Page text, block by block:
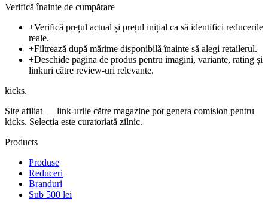
Verifică înainte de cumpărare
+Verifică prețul actual și prețul inițial ca să identifici reducerile
reale.
+Filtrează după mărime disponibilă înainte să alegi retailerul.
+Deschide pagina de produs pentru imagini, variante, rating și
linkuri către review-uri relevante.
kicks.
Site afiliat — link-urile către magazine pot genera comision pentru
kicks. Selecția este curatoriată zilnic.
Products
Produse
Reduceri
Branduri
Sub 500 lei